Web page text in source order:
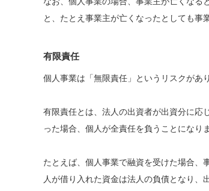
と、たとえ事業主が亡くなったとしても事
有限責任
個人事業は「無限責任」というリスクがあ
有限責任とは、法人の出資者が出資分に応
った場合、個人が全責任を負うことになりま
たとえば、個人事業で融資を受けた場合、
人が借り入れた資金は法人の負債となり、